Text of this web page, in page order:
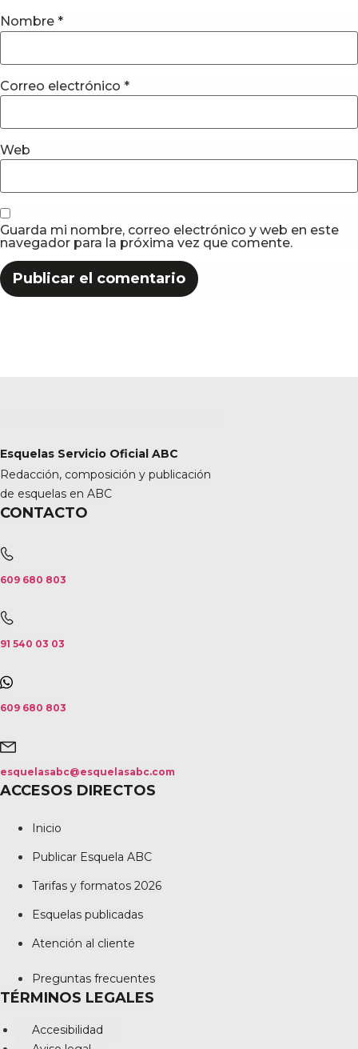
Nombre *
Correo electrónico *
Web
Guarda mi nombre, correo electrónico y web en este
navegador para la próxima vez que comente.
Esquelas Servicio Oficial ABC
Redacción, composición y publicación
de esquelas en ABC
CONTACTO
609 680 803
91 540 03 03
609 680 803
esquelasabc@esquelasabc.com
ACCESOS DIRECTOS
Inicio
Publicar Esquela ABC
Tarifas y formatos 2026
Esquelas publicadas
Atención al cliente
Preguntas frecuentes
TÉRMINOS LEGALES
Accesibilidad